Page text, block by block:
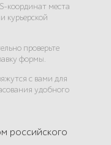
координат места
курьерской
проверьте
формы.
с вами для
удобного
российского